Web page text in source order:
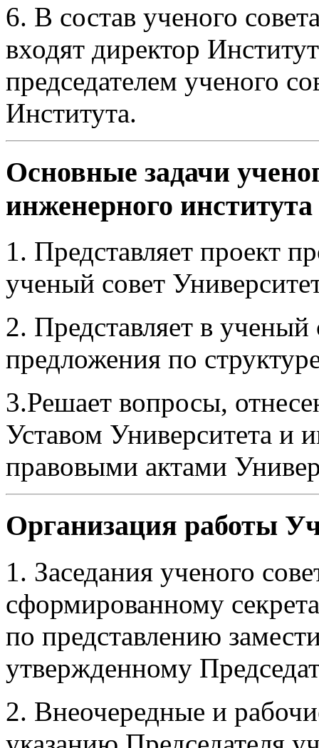
6. В состав ученого
входят директор
председателем ученого
Института.
Основные задачи
инженерного
1. Представляет проект
ученый совет
2. Представляет в ученый
предложения по
3.Решает вопросы,
Уставом Университета
правовыми актами
Организация работы
1. Заседания ученого
сформированному
по представлению
утвержденному
2. Внеочередные и